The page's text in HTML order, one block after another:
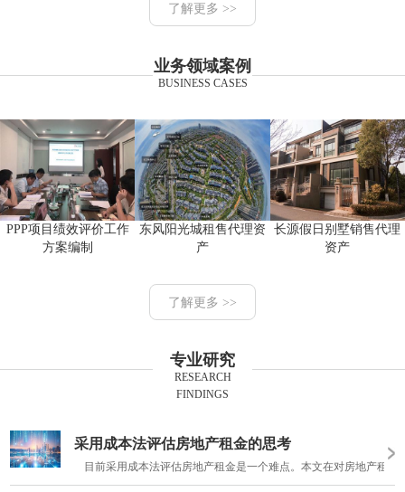
了解更多 >>
业务领域案例
BUSINESS CASES
PPP项目绩效评价工作
方案编制
东风阳光城租售代理资
产
长源假日别墅销售代理
资产
了解更多 >>
专业研究
RESEARCH
FINDINGS
采用成本法评估房地产租金的思考
目前采用成本法评估房地产租金是一个难点。本文在对房地产租